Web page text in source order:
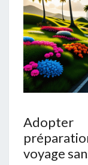
Adopter
voyage